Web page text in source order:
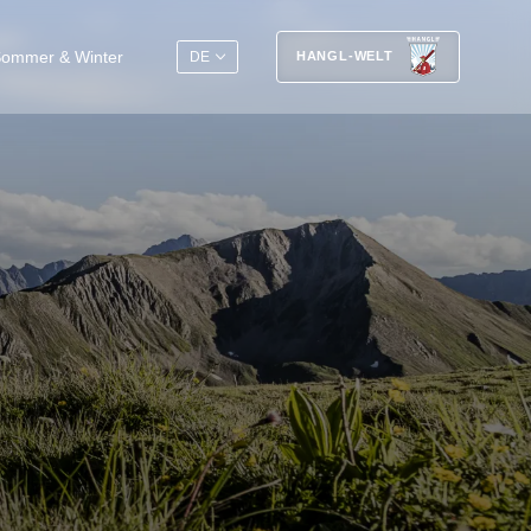
& Winter DE
EN
HANGL-WELT
Geniessen, schlafen, erholen
Seit jeher ist das Hotel Post eng mit
der Tradition des Dorfs und mit der
Geschichte des Wintersports verknüpft.
Übernachten Sie am Logenplatz für
sportliche Aktivitäten mit der Silvretta
Arena Samnaun/Ischgl, dem grössten
zusammenhängende Skigebiet der